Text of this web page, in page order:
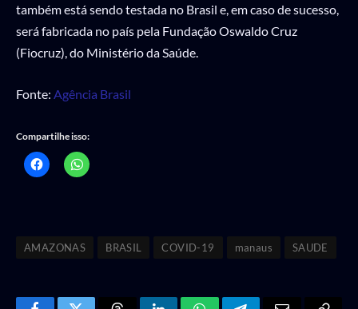
também está sendo testada no Brasil e, em caso de sucesso,
será fabricada no país pela Fundação Oswaldo Cruz
(Fiocruz), do Ministério da Saúde.
Fonte: Agência Brasil
Compartilhe isso:
AMAZONAS BRASIL COVID-19 manaus SAUDE